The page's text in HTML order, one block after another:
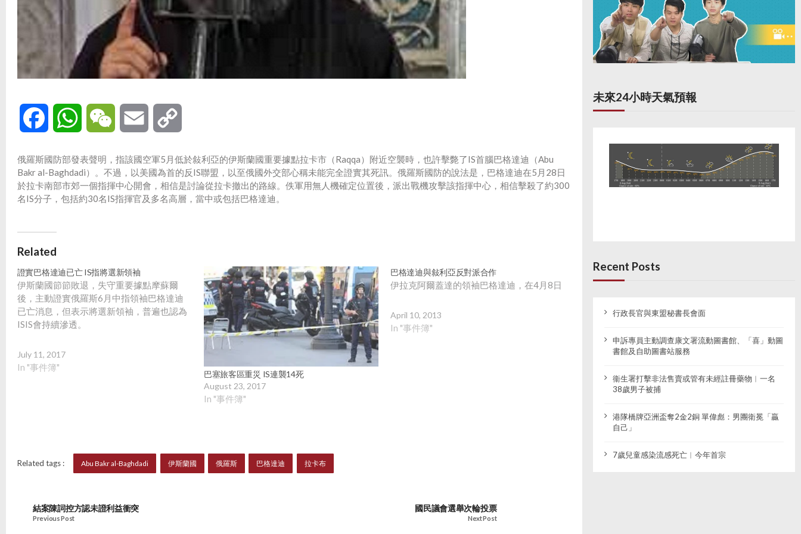
Facebook WhatsAppWeChat Email
俄羅斯國防部發表聲明，指該國空軍5月低於敍利亞的伊斯蘭國重要據點拉卡市（Raqqa）附近空襲時，也許擊斃了IS首腦巴格達迪（Abu
Bakr al-Baghdadi）。不過，以美國為首的反IS聯盟，以至俄國外交部心稱未能完全證實其死訊。俄羅斯國防的說法是，巴格達迪在5月28日
於拉卡南部市郊一個指揮中心開會，相信是討論從拉卡撤出的路線。佚軍用無人機確定位置後，派出戰機攻擊該指揮中心，相信擊殺了約300
名IS分子，包括約30名IS指揮官及多名高層，當中或包括巴格達迪。
Related
證實巴格達迪已亡 IS指將選新領袖
伊斯蘭國節節敗退，失守重要據點摩蘇爾
後，主動證實俄羅斯6月中指領袖巴格達迪
已亡消息，但表示將選新領袖，普遍也認為
ISIS會持續滲透。
July 11, 2017
In "事件簿"
巴塞旅客區重災 IS連襲14死
August 23, 2017
In "事件簿"
巴格達迪與敍利亞反對派合作
伊拉克阿爾蓋達的領袖巴格達迪，在4月8日
April 10, 2013
In "事件簿"
Related tags : Abu Bakr al-Baghdadi 伊斯蘭國 俄羅斯 巴格達迪 拉卡布
結案陳詞控方認未證利益衝突
Previous Post
國民議會選舉次輪投票
Next Post
未來24小時天氣預報
Recent Posts
行政長官與東盟秘書長會面
申訴專員主動調查康文署流動圖書館、「喜」動圖
書館及自助圖書站服務
衞生署打擊非法售賣或管有未經註冊藥物︱一名
38歲男子被捕
港隊橋牌亞洲盃奪2金2銅 單偉彪：男團衛冕「贏
自己」
7歲兒童感染流感死亡︱今年首宗